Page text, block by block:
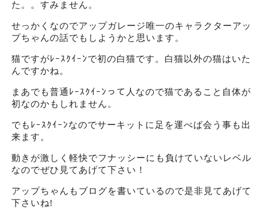
た。。すみません。
せっかくなのでアップガレージ唯一のキャラクターアッ
プちゃんの話でもしようかと思います。
猫ですがﾚｰｽｸｲｰﾝで初の白猫です。白猫以外の猫はいた
んですかね。
まあでも普通ﾚｰｽｸｲｰﾝって人なので猫であること自体が
初なのかもしれません。
でもﾚｰｽｸｲｰﾝなのでサーキットに足を運べば会う事も出
来ます。
動きが激しく軽快でフナッシーにも負けていないレベル
なのでぜひ見てあげて下さい！
アップちゃんもブログを書いているので是非見てあげて
下さいね!